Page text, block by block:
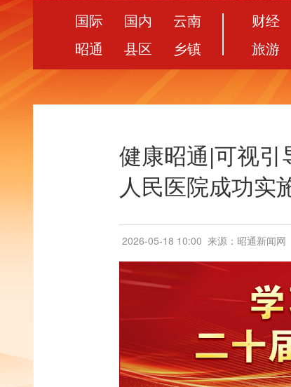
国际 国内
云南
昭通
县区 乡镇
财经
旅游
健康昭通|可视
人民医院成功实
2026-05-18 10:00 来源：昭通新闻网